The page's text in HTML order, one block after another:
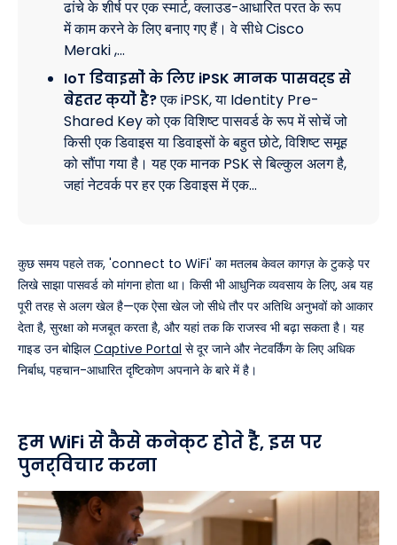
ढांचे के शीर्ष पर एक स्मार्ट, क्लाउड-आधारित परत के रूप
में काम करने के लिए बनाए गए हैं। वे सीधे Cisco
Meraki ,…
IoT डिवाइसों के लिए iPSK मानक पासवर्ड से
बेहतर क्यों है?एक iPSK, या Identity Pre-
Shared Key को एक विशिष्ट पासवर्ड के रूप में सोचें जो
किसी एक डिवाइस या डिवाइसों के बहुत छोटे, विशिष्ट समूह
को सौंपा गया है। यह एक मानक PSK से बिल्कुल अलग है,
जहां नेटवर्क पर हर एक डिवाइस में एक…
कुछ समय पहले तक, 'connect to WiFi' का मतलब केवल कागज़ के टुकड़े पर
लिखे साझा पासवर्ड को मांगना होता था। किसी भी आधुनिक व्यवसाय के लिए, अब यह
पूरी तरह से अलग खेल है—एक ऐसा खेल जो सीधे तौर पर अतिथि अनुभवों को आकार
देता है, सुरक्षा को मजबूत करता है, और यहां तक कि राजस्व भी बढ़ा सकता है। यह
गाइड उन बोझिलCaptive Portal से दूर जाने और नेटवर्किंग के लिए अधिक
निर्बाध, पहचान-आधारित दृष्टिकोण अपनाने के बारे में है।
हम WiFi से कैसे कनेक्ट होते हैं, इस पर
पुनर्विचार करना